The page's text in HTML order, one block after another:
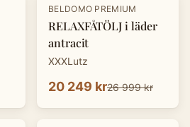
-25 %
BELDOMO PREMIUM
RELAXFÅTÖLJ i läder
antracit
XXXLutz
20 249 kr26 999 kr